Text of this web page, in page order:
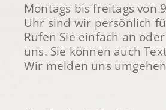
Montags bis freitags von
Uhr sind wir persönlich
Rufen Sie einfach an
uns. Sie können auch
Wir melden uns